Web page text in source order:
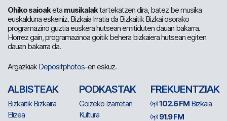
Ohiko saioaketa musikalaktartekatzen dira, batez be musika
euskalduna eskeiniz. Bizkaia Irratia da Bizkaitik Bizkai osorako
programazino guztia euskera hutsean emitiduten dauan bakarra.
Horrez gain, programazinoa goitik behera bizkaiera hutsean egiten
dauan bakarra da.
ArgazkiakDepositphotos-en eskuz.
ALBISTEAK
Bizkaitik Bizkaira
Elizea
PODKASTAK
Goizeko Izarretan
Kultura
FREKUENTZIAK
102.6 FM Bizkaia
91.9 FM